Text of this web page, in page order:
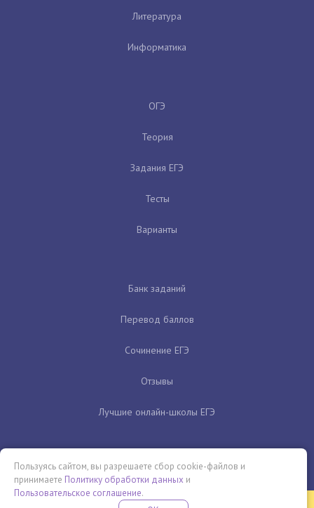
Литература
Информатика
ОГЭ
Теория
Задания ЕГЭ
Тесты
Варианты
Банк заданий
Перевод баллов
Сочинение ЕГЭ
Отзывы
Лучшие онлайн-школы ЕГЭ
Пользуясь сайтом, вы разрешаете сбор cookie-файлов и
принимаете Политику обработки данных и
Пользовательское соглашение.